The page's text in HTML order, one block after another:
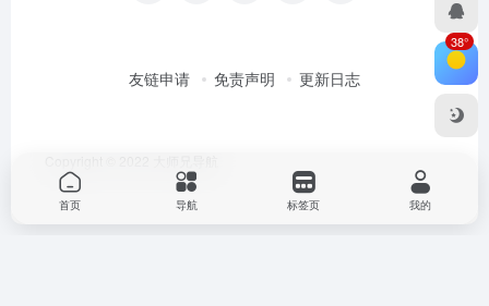
友链申请 免责声明 更新日志
38°
首页 导航 标签页 我的